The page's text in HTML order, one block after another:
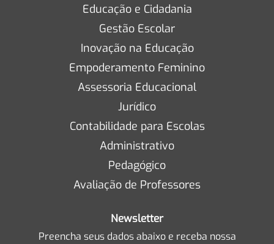
Educação e Cidadania
Gestão Escolar
Inovação na Educação
Empoderamento Feminino
Assessoria Educacional
Jurídico
Contabilidade para Escolas
Administrativo
Pedagógico
Avaliação de Professores
Newsletter
Preencha seus dados abaixo e receba nossa